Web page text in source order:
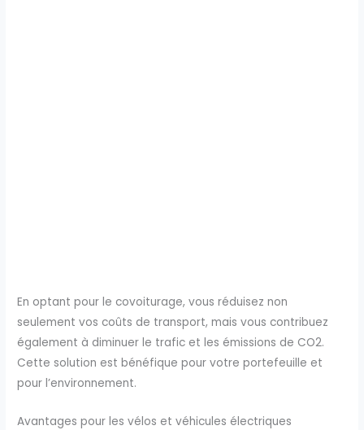
En optant pour le covoiturage, vous réduisez non
seulement vos coûts de transport, mais vous contribuez
également à diminuer le trafic et les émissions de CO2.
Cette solution est bénéfique pour votre portefeuille et
pour l’environnement.
Avantages pour les vélos et véhicules électriques